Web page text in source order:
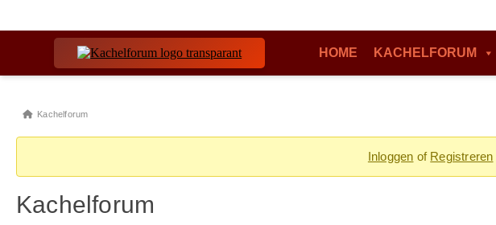
HOME KACHELFORUM
Kachelforum
Inloggen of Registreren
Kachelforum